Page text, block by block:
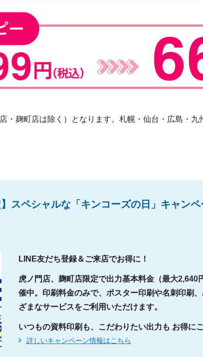
・麹町店は除く）となります。札幌・仙台・広島・九
スペシャルな「キンコーズの日」キャンペ
LINE友だち登録＆ご来店でお得に！
虎ノ門店、麹町店限定で出力基本料金（最大2,640
催中。印刷料金のみで、ポスター印刷や名刺印刷
ざまなサービスをご利用いただけます。
いつもの資料印刷も、こだわりたい出力も お得に
詳しいキャンペーン情報はこちら